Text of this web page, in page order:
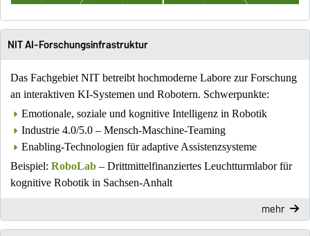
NIT AI-Forschungsinfrastruktur
Das Fachgebiet NIT betreibt hochmoderne Labore zur Forschung
an interaktiven KI-Systemen und Robotern. Schwerpunkte:
Emotionale, soziale und kognitive Intelligenz in Robotik
Industrie 4.0/5.0 – Mensch-Maschine-Teaming
Enabling-Technologien für adaptive Assistenzsysteme
Beispiel: RoboLab– Drittmittelfinanziertes Leuchtturmlabor für
kognitive Robotik in Sachsen-Anhalt
mehr